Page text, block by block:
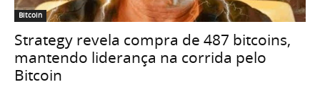
Bitcoin
Strategy revela compra de 487 bitcoins,
mantendo liderança na corrida pelo
Bitcoin